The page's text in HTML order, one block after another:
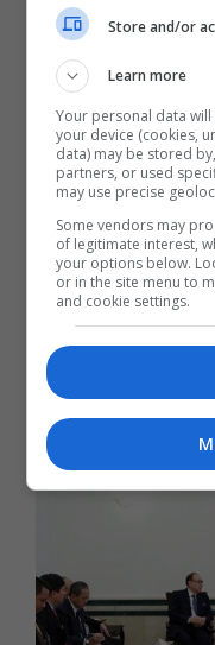
بجرائم
Store and/or
Learn more
Your personal data
your device (cookies,
data) may be stored
partners, or used
may use precise
Some vendors may
of legitimate interest,
your options below.
or in the site menu to
and cookie settings.